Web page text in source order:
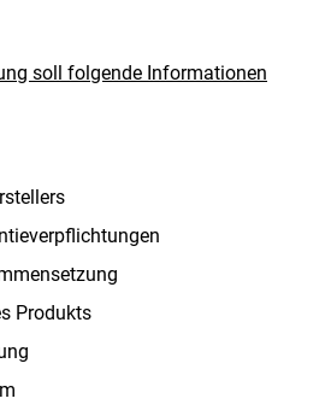
soll folgende Informationen
Produkts